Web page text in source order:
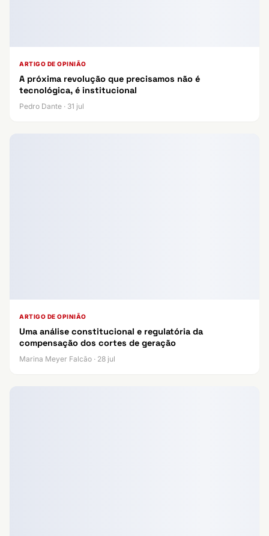
ARTIGO DE OPINIÃO
A próxima revolução que precisamos não é
tecnológica, é institucional
Pedro Dante · 31 jul
ARTIGO DE OPINIÃO
Uma análise constitucional e regulatória da
compensação dos cortes de geração
Marina Meyer Falcão · 28 jul